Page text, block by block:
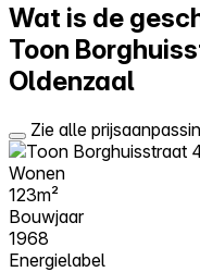
Wat is de
Toon
Oldenzaal
Zie alle
Wonen
123m²
Bouwjaar
1968
Energielabel